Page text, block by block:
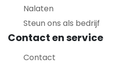
Nalaten
Steun ons als bedrijf
Contact en service
Contact